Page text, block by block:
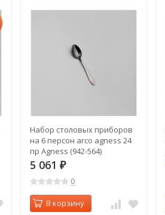
Набор столовых приборов
на 6 персон arco agness 24
пр Agness (942-564)
5 061 ₽
0
В корзину